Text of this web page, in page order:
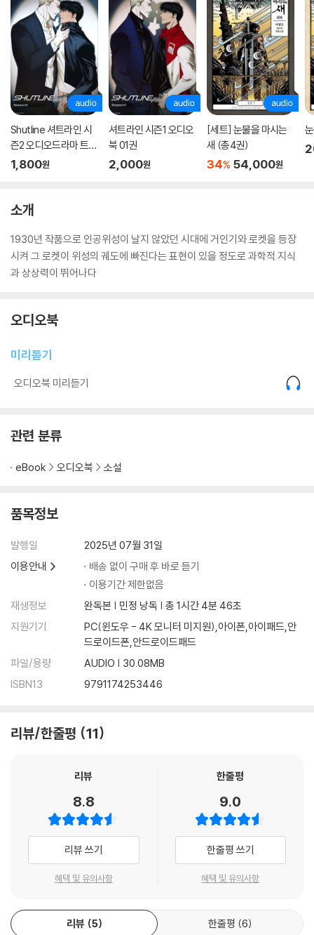
Shutline 셔트라인 시
즌2 오디오드라마 트랙
01
1,800원
셔트라인 시즌1 오디오
북 01권
2,000원
[세트] 눈물을 마시는
새 (총4권)
34% 54,000원
소개
1930년 작품으로 인공위성이 날지 않았던 시대에 거인기와 로켓을 등장
시켜 그 로켓이 위성의 궤도에 빠진다는 표현이 있을 정도로 과학적 지식
과 상상력이 뛰어나다
오디오북
미리듣기
오디오북 미리듣기
관련 분류
eBook 오디오북 소설
품목정보
발행일
2025년 07월 31일
이용안내
배송 없이 구매 후 바로 듣기
이용기간 제한없음
재생정보
완독본 | 민정 낭독 | 총 1시간 4분 46초
지원기기
PC(윈도우 - 4K 모니터 미지원),아이폰,아이패드,안
드로이드폰,안드로이드패드
파일/용량
AUDIO | 30.08MB
ISBN13
9791174253446
리뷰/한줄평 11
리뷰
8.8
리뷰 쓰기
혜택 및 유의사항
한줄평
9.0
한줄평 쓰기
혜택 및 유의사항
리뷰 5 한줄평 6